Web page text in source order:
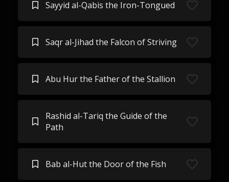
Sayyid al-Qabis the Iron-Tongued
Saqr al-Jihad the Falcon of Striving
Abu Hur the Father of the Stallion
Rashid al-Tariq the Guide of the
Path
Bab al-Hut the Door of the Fish